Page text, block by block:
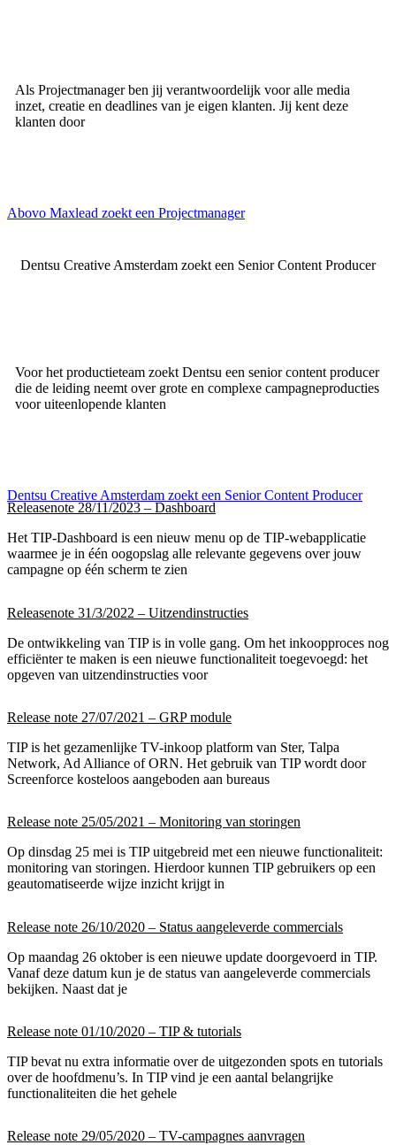
Als Projectmanager ben jij verantwoordelijk voor alle media
inzet, creatie en deadlines van je eigen klanten. Jij kent deze
klanten door
Abovo Maxlead zoekt een Projectmanager
Dentsu Creative Amsterdam zoekt een Senior Content Producer
Voor het productieteam zoekt Dentsu een senior content producer
die de leiding neemt over grote en complexe campagneproducties
voor uiteenlopende klanten
Dentsu Creative Amsterdam zoekt een Senior Content Producer
Releasenote 28/11/2023 – Dashboard
Het TIP-Dashboard is een nieuw menu op de TIP-webapplicatie
waarmee je in één oogopslag alle relevante gegevens over jouw
campagne op één scherm te zien
Releasenote 31/3/2022 – Uitzendinstructies
De ontwikkeling van TIP is in volle gang. Om het inkoopproces nog
efficiënter te maken is een nieuwe functionaliteit toegevoegd: het
opgeven van uitzendinstructies voor
Release note 27/07/2021 – GRP module
TIP is het gezamenlijke TV-inkoop platform van Ster, Talpa
Network, Ad Alliance of ORN. Het gebruik van TIP wordt door
Screenforce kosteloos aangeboden aan bureaus
Release note 25/05/2021 – Monitoring van storingen
Op dinsdag 25 mei is TIP uitgebreid met een nieuwe functionaliteit:
monitoring van storingen. Hierdoor kunnen TIP gebruikers op een
geautomatiseerde wijze inzicht krijgt in
Release note 26/10/2020 – Status aangeleverde commercials
Op maandag 26 oktober is een nieuwe update doorgevoerd in TIP.
Vanaf deze datum kun je de status van aangeleverde commercials
bekijken. Naast dat je
Release note 01/10/2020 – TIP & tutorials
TIP bevat nu extra informatie over de uitgezonden spots en tutorials
over de hoofdmenu’s. In TIP vind je een aantal belangrijke
functionaliteiten die het gehele
Release note 29/05/2020 – TV-campagnes aanvragen